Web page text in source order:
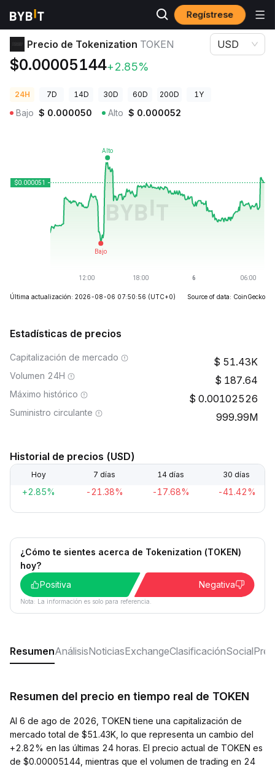
Regístrese
Precios de Criptomonedas Precio de Tokenization TOKEN
Precio de Tokenization TOKEN
$0.00005144+2.85%
USD
24H 7D 14D 30D 60D 200D 1Y
Bajo $ 0.000050 Alto $ 0.000052
Última actualización: 2026-08-06 07:50:56 (UTC+0) Source of data: CoinGecko
Estadísticas de precios
Capitalización de mercado 51.43K
Volumen 24H 187.64
Máximo histórico 0.00102526
Suministro circulante 999.99M
Historial de precios (USD)
Hoy 7 días 14 días 30 días
+2.85% -21.38% -17.68% -41.42%
¿Cómo te sientes acerca de Tokenization (TOKEN)
hoy?
Positiva
Negativa
Nota: La información es solo para referencia.
ResumenAnálisisNoticiasExchangeClasificaciónSocial
Resumen del precio en tiempo real de TOKEN
Al 6 de ago de 2026, TOKEN tiene una capitalización de
mercado total de $51.43K, lo que representa un cambio del
+2.82% en las últimas 24 horas. El precio actual de TOKEN es
de $0.00005144, mientras que el volumen de trading en 24